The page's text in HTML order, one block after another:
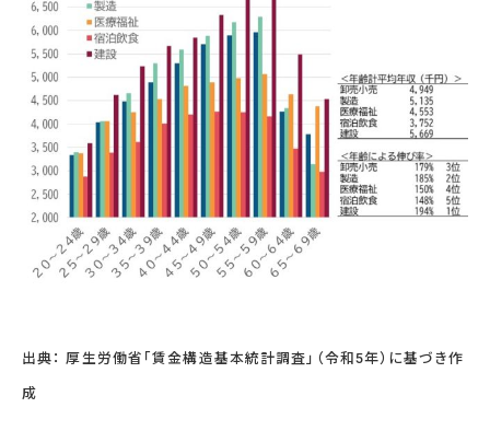
出典： 厚生労働省「賃金構造基本統計調査」（令和5年）に基づき作
成